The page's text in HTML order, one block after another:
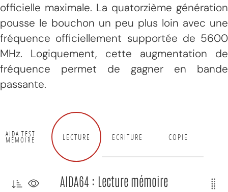
officielle maximale. La quatorzième génération
pousse le bouchon un peu plus loin avec une
fréquence officiellement supportée de 5600
MHz. Logiquement, cette augmentation de
fréquence permet de gagner en bande
passante.